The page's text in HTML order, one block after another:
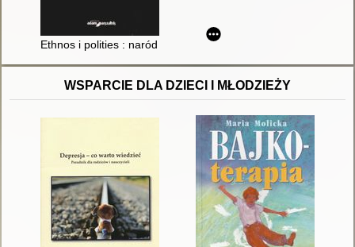
Ethnos i polities : naród a społeczeństwo obywatelskie we
WSPARCIE DLA DZIECI I MŁODZIEŻY